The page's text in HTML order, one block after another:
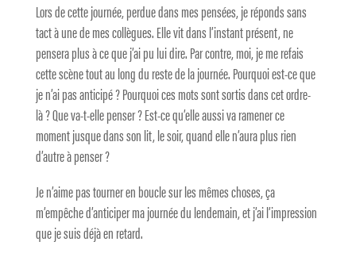
Lors de cette journée, perdue dans mes pensées, je réponds sans
tact à une de mes collègues. Elle vit dans l’instant présent, ne
pensera plus à ce que j’ai pu lui dire. Par contre, moi, je me refais
cette scène tout au long du reste de la journée. Pourquoi est-ce que
je n’ai pas anticipé ? Pourquoi ces mots sont sortis dans cet ordre-
là ? Que va-t-elle penser ? Est-ce qu’elle aussi va ramener ce
moment jusque dans son lit, le soir, quand elle n’aura plus rien
d’autre à penser ?
Je n’aime pas tourner en boucle sur les mêmes choses, ça
m’empêche d’anticiper ma journée du lendemain, et j’ai l’impression
que je suis déjà en retard.